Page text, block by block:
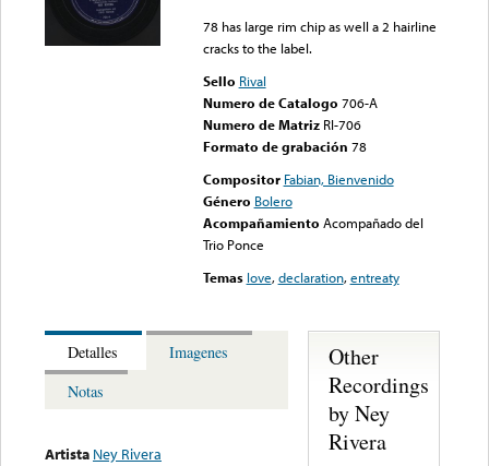
78 has large rim chip as well a 2 hairline
cracks to the label.
Sello Rival
Numero de Catalogo 706-A
Numero de Matriz RI-706
Formato de grabación 78
Compositor Fabian, Bienvenido
Género Bolero
Acompañamiento Acompañado del
Trio Ponce
Temas love,declaration,entreaty
Detalles
Imagenes
Notas
Artista Ney Rivera
Other
Recordings
by Ney
Rivera